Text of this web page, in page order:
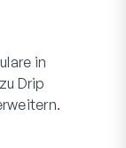
in
Drip